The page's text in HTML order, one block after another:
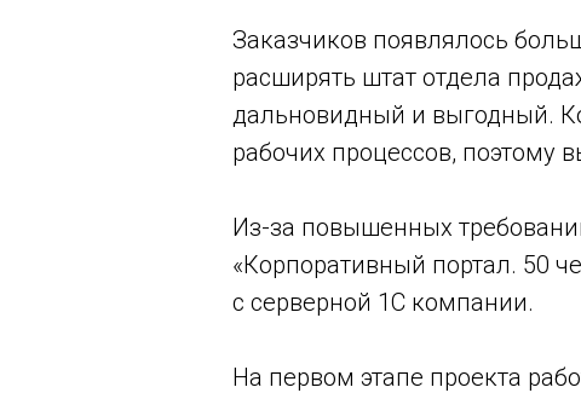
Заказчиков появлялось
расширять штат отдела
дальновидный и выгодный.
рабочих процессов, поэтому
Из-за повышенных
«Корпоративный портал. 50
с серверной 1С компании.
На первом этапе проекта